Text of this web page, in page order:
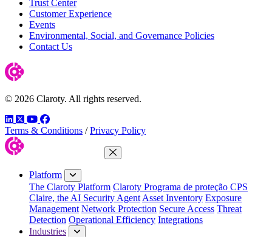
Trust Center
Customer Experience
Events
Environmental, Social, and Governance Policies
Contact Us
© 2026 Claroty. All rights reserved.
LinkedIn
TwitterYouTube
Facebook
Terms & Conditions / Privacy Policy
Close Menu
Platform
The Claroty Platform Claroty Programa de proteção CPS
Claire, the AI Security Agent Asset Inventory Exposure
Management Network Protection Secure Access Threat
Detection Operational Efficiency Integrations
Industries